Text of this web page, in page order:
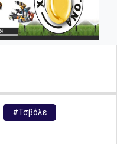
#Τσβόλε